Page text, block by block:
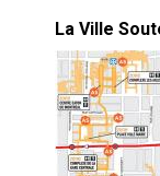
La Ville